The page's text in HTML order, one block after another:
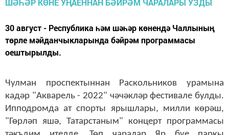
30 август - Республика һәм шәһәр көнендә Чаллының
төрле мәйданчыкларында бәйрәм программасы
оештырылды.
Чулман проспектыннан Раскольников урамына
кадәр "Акварель - 2022" чәчәкләр фестивале булды.
Ипподромда ат спорты ярышлары, милли көрәш,
"Гөрләп яшә, Татарстаным" концерт программасы